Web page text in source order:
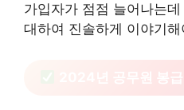
가입자가 점점 늘어나는
대하여 진솔하게 이야기
2024년 공무원 봉